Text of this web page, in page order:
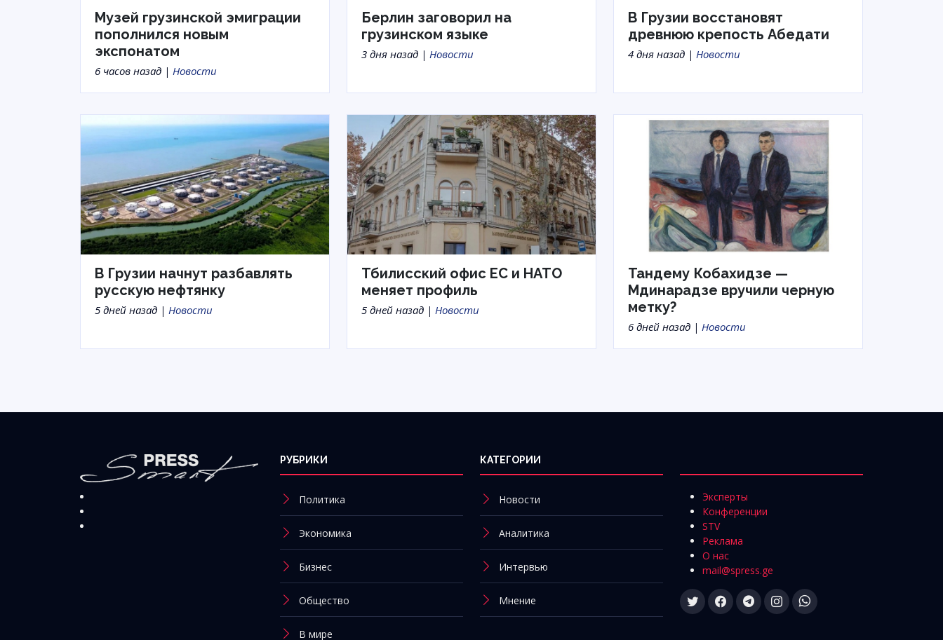
Музей грузинской эмиграции
пополнился новым
экспонатом
6 часов назад | Новости
Берлин заговорил на
грузинском языке
3 дня назад | Новости
В Грузии восстановят
древнюю крепость Абедати
4 дня назад | Новости
В Грузии начнут разбавлять
русскую нефтянку
5 дней назад | Новости
Тбилисский офис ЕС и НАТО
меняет профиль
5 дней назад | Новости
Тандему Кобахидзе —
Мдинарадзе вручили черную
метку?
6 дней назад | Новости
РУБРИКИ
Политика
Экономика
Бизнес
Общество
В мире
КАТЕГОРИИ
Новости
Аналитика
Интервью
Мнение
Эксперты
Конференции
STV
Реклама
О нас
mail@spress.ge